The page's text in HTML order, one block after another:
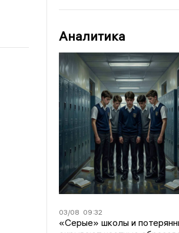
Аналитика
03/08 09:32
«Серые» школы и